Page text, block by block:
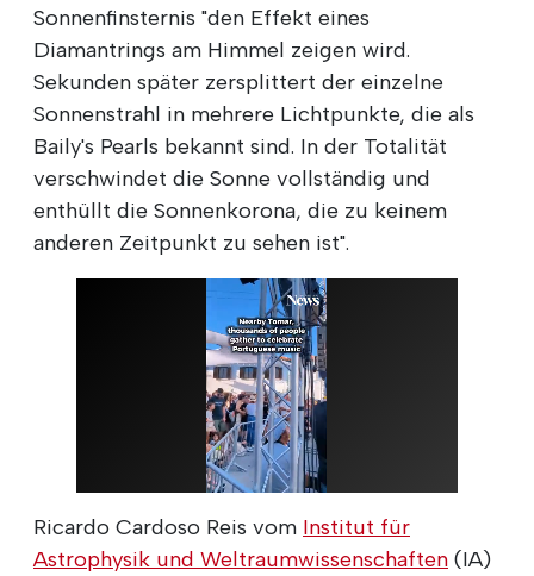
Sonnenfinsternis "den Effekt eines
Diamantrings am Himmel zeigen wird.
Sekunden später zersplittert der einzelne
Sonnenstrahl in mehrere Lichtpunkte, die als
Baily's Pearls bekannt sind. In der Totalität
verschwindet die Sonne vollständig und
enthüllt die Sonnenkorona, die zu keinem
anderen Zeitpunkt zu sehen ist".
Ricardo Cardoso Reis vom Institut für
Astrophysik und Weltraumwissenschaften (IA)